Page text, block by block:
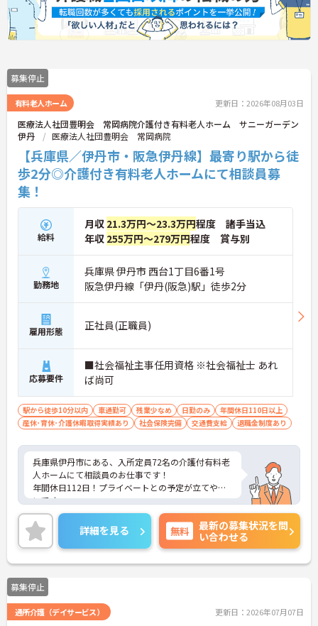
募集停止
有料老人ホーム 更新日：2026年08月03日
医療法人社団豊明会 常岡病院介護付き有料老人ホーム サニーガーデン
伊丹
医療法人社団豊明会 常岡病院
【兵庫県／伊丹市・阪急伊丹線】最寄り駅から徒
歩2分◎介護付き有料老人ホームにて相談員募
集！
給料
月収 21.3万円～23.3万円程度 諸手当込
年収 255万円～279万円程度 賞与別
勤務地
兵庫県 伊丹市 西台1丁目6番1号
阪急伊丹線「伊丹(阪急)駅」徒歩2分
雇用形態 正社員(正職員)
応募要件
■社会福祉主事任用資格 ※社会福祉士 あれ
ば尚可
駅から徒歩10分以内 車通勤可 残業少なめ 日勤のみ
年間休日110日以上
産休･育休･介護休暇取得実績あり
社会保険完備 交通費支給 退職金制度あり
兵庫県伊丹市にある、入所定員72名の介護付有料老
人ホームにて相談員のお仕事です！
年間休日112日！プライベートとの予定が立てやす
いです。
また、最寄り駅から徒歩2分と駅チカですので、通
勤ラクラクです。
ご興味がある方は是非一度マイナビまでお問い合わ
せください！さらに詳細などお伝えします！
詳細を見る 無料
最新の募集状況を問
い合わせる
募集停止
通所介護（デイサービス） 更新日：2026年07月07日